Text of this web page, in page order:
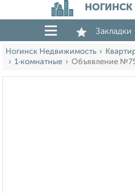
Закладки
Ногинск Недвижимость
1‑комнатные
Объявление